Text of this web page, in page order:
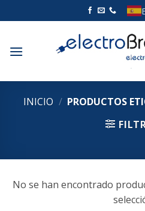
al
INICIO / PRODUCTOS
No se han encontrado